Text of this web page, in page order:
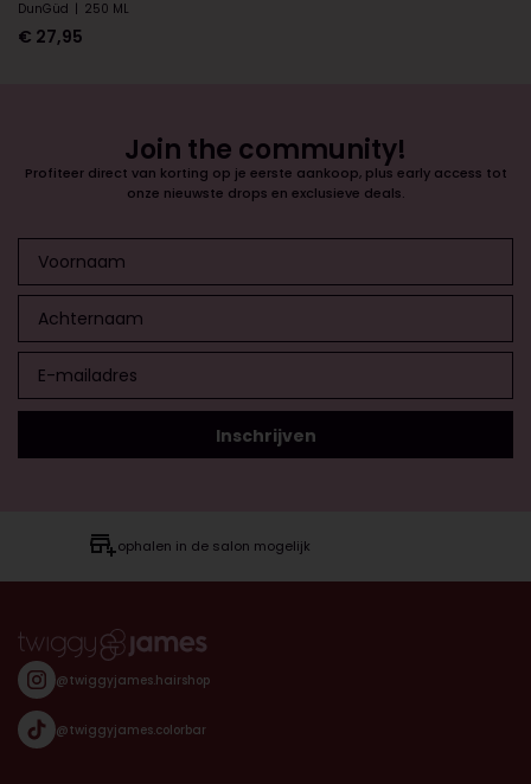
DunGüd 250 ML
€ 27,95
Join the community!
Profiteer direct van korting op je eerste aankoop, plus early access tot
onze nieuwste drops en exclusieve deals.
ophalen in de salon mogelijk
@twiggyjames.hairshop
@twiggyjames.colorbar